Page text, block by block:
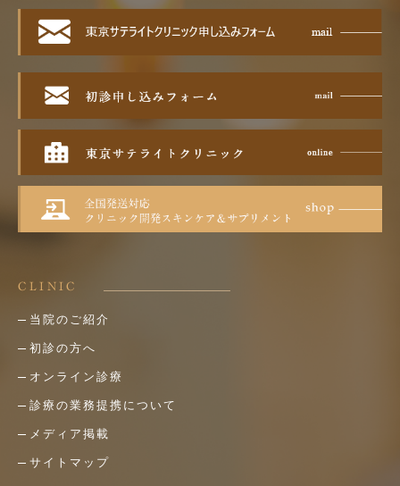
CLINIC
当院のご紹介
初診の方へ
オンライン診療
診療の業務提携について
メディア掲載
サイトマップ